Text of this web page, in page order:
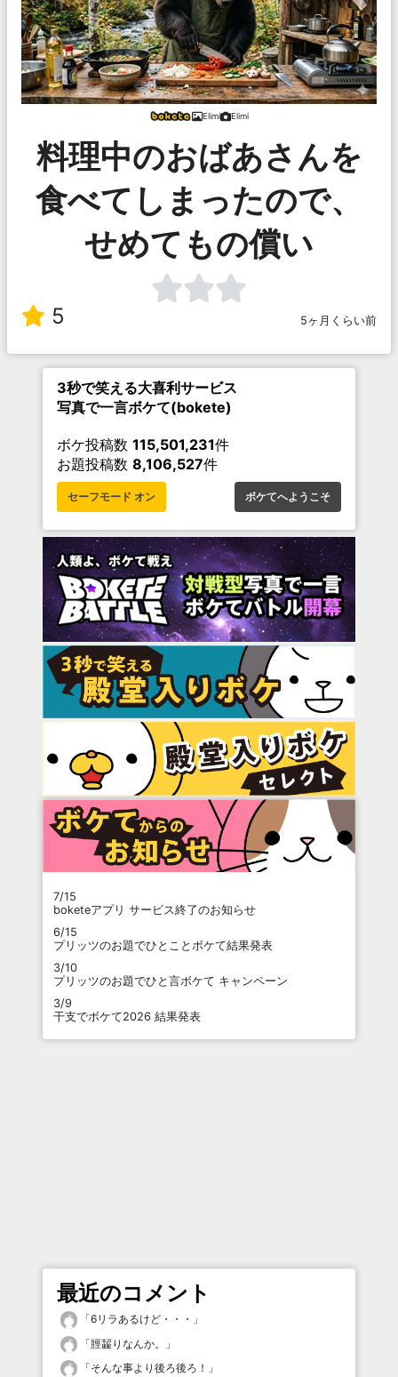
Elimi Elimi
料理中のおばあさんを
食べてしまったので、
せめてもの償い
5 5ヶ月くらい前
3秒で笑える大喜利サービス
写真で一言ボケて(bokete)
ボケ投稿数 115,501,231件
お題投稿数 8,106,527件
セーフモード オン ボケてへようこそ
7/15
boketeアプリ サービス終了のお知らせ
6/15
プリッツのお題でひとことボケて結果発表
3/10
プリッツのお題でひと言ボケて キャンペーン
3/9
干支でボケて2026 結果発表
最近のコメント
「6リラあるけど・・・ 」
「脛齧りなんか。
」
「そんな事より後ろ後ろ！ 」